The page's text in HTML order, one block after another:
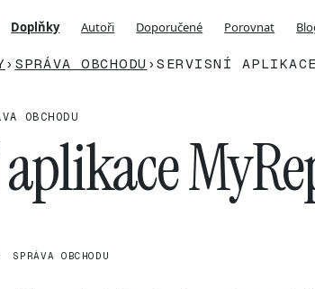
Doplňky Autoři Doporučené Porovnat
› SPRÁVA OBCHODU › SERVISNÍ
OBCHODU
SPRÁVA OBCHODU